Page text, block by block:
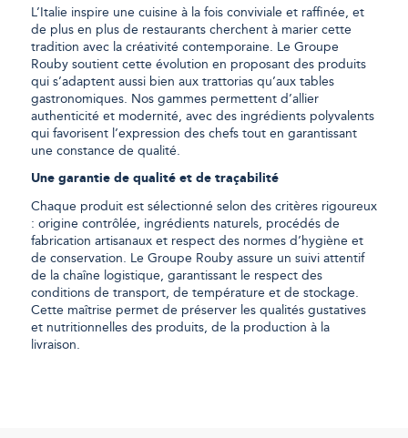
L’Italie inspire une cuisine à la fois conviviale et raffinée, et
de plus en plus de restaurants cherchent à marier cette
tradition avec la créativité contemporaine. Le Groupe
Rouby soutient cette évolution en proposant des produits
qui s’adaptent aussi bien aux trattorias qu’aux tables
gastronomiques. Nos gammes permettent d’allier
authenticité et modernité, avec des ingrédients polyvalents
qui favorisent l’expression des chefs tout en garantissant
une constance de qualité.
Une garantie de qualité et de traçabilité
Chaque produit est sélectionné selon des critères rigoureux
: origine contrôlée, ingrédients naturels, procédés de
fabrication artisanaux et respect des normes d’hygiène et
de conservation. Le Groupe Rouby assure un suivi attentif
de la chaîne logistique, garantissant le respect des
conditions de transport, de température et de stockage.
Cette maîtrise permet de préserver les qualités gustatives
et nutritionnelles des produits, de la production à la
livraison.